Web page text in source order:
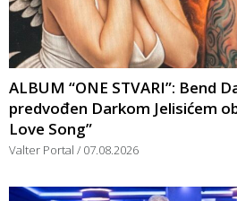
ALBUM “ONE STVARI”: Bend
predvođen Darkom Jelisićem
Love Song”
Valter Portal 07.08.2026